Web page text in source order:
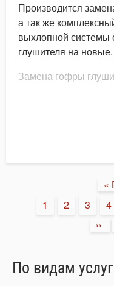
Производится
а так же
выхлопной системы
глушителя на новые.
Замена гофры
«
Страница
1 Страница
2 3 4
››
По видам услуг